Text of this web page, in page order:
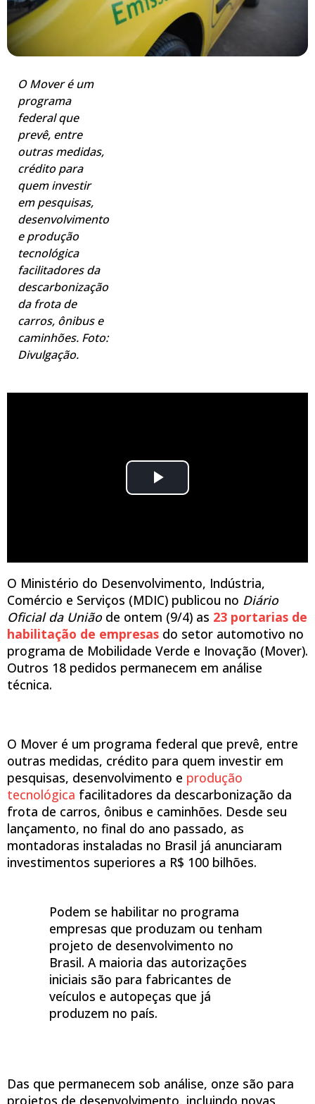
O Mover é um
programa
federal que
prevê, entre
outras medidas,
crédito para
quem investir
em pesquisas,
desenvolvimento
e produção
tecnológica
facilitadores da
descarbonização
da frota de
carros, ônibus e
caminhões. Foto:
Divulgação.
O Ministério do Desenvolvimento, Indústria,
Comércio e Serviços (MDIC) publicou no Diário
Oficial da Uniãode ontem (9/4) as 23 portarias de
habilitação de empresas do setor automotivo no
programa de Mobilidade Verde e Inovação (Mover).
Outros 18 pedidos permanecem em análise
técnica.
O Mover é um programa federal que prevê, entre
outras medidas, crédito para quem investir em
pesquisas, desenvolvimento e produção
tecnológica facilitadores da descarbonização da
frota de carros, ônibus e caminhões. Desde seu
lançamento, no final do ano passado, as
montadoras instaladas no Brasil já anunciaram
investimentos superiores a R$ 100 bilhões.
Podem se habilitar no programa
empresas que produzam ou tenham
projeto de desenvolvimento no
Brasil. A maioria das autorizações
iniciais são para fabricantes de
veículos e autopeças que já
produzem no país.
Das que permanecem sob análise, onze são para